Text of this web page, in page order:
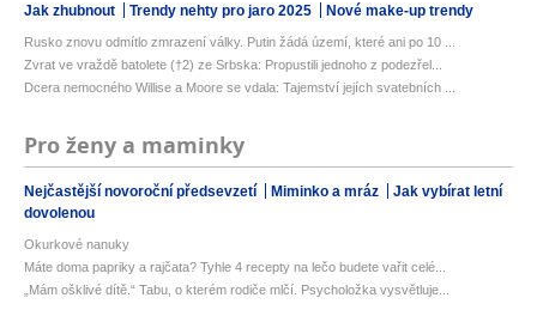
Jak zhubnout Trendy nehty pro jaro 2025 Nové make-up trendy
Rusko znovu odmítlo zmrazení války. Putin žádá území, které ani po 10 ...
Zvrat ve vraždě batolete (†2) ze Srbska: Propustili jednoho z podezřel...
Dcera nemocného Willise a Moore se vdala: Tajemství jejích svatebních ...
Pro ženy a maminky
Nejčastější novoroční předsevzetí Miminko a mráz
Jak vybírat letní
dovolenou
Okurkové nanuky
Máte doma papriky a rajčata? Tyhle 4 recepty na lečo budete vařit celé...
„Mám ošklivé dítě.“ Tabu, o kterém rodiče mlčí. Psycholožka vysvětluje...